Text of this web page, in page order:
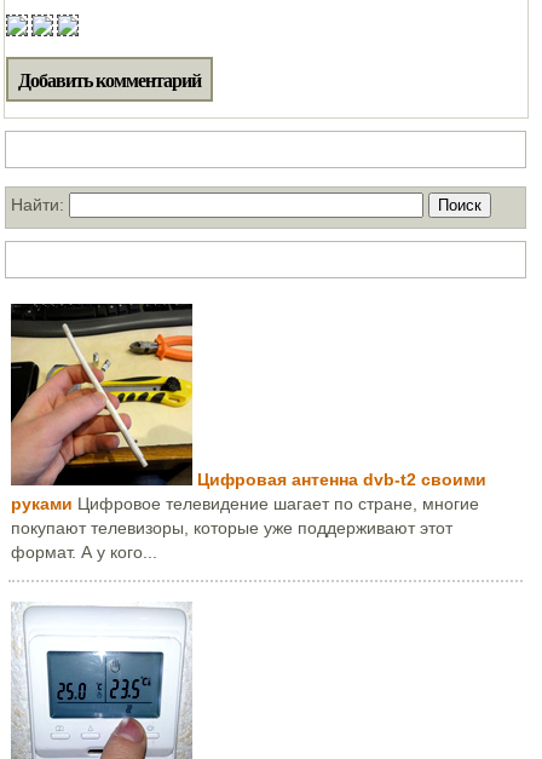
Найти:
Цифровая антенна dvb-t2 своими
руками Цифровое телевидение шагает по стране, многие
покупают телевизоры, которые уже поддерживают этот
формат. А у кого...